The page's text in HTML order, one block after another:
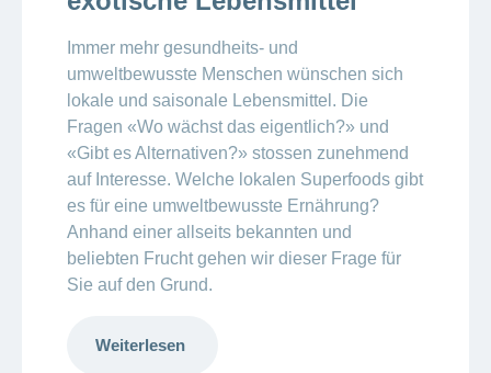
Immer mehr gesundheits- und
umweltbewusste Menschen wünschen sich
lokale und saisonale Lebensmittel. Die
Fragen «Wo wächst das eigentlich?» und
«Gibt es Alternativen?» stossen zunehmend
auf Interesse. Welche lokalen Superfoods gibt
es für eine umweltbewusste Ernährung?
Anhand einer allseits bekannten und
beliebten Frucht gehen wir dieser Frage für
Sie auf den Grund.
Weiterlesen